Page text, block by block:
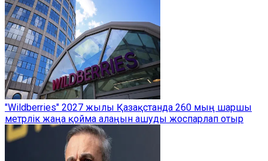
"Wildberries" 2027 жылы Қазақстанда 260 мың шаршы
метрлік жаңа қойма алаңын ашуды жоспарлап отыр